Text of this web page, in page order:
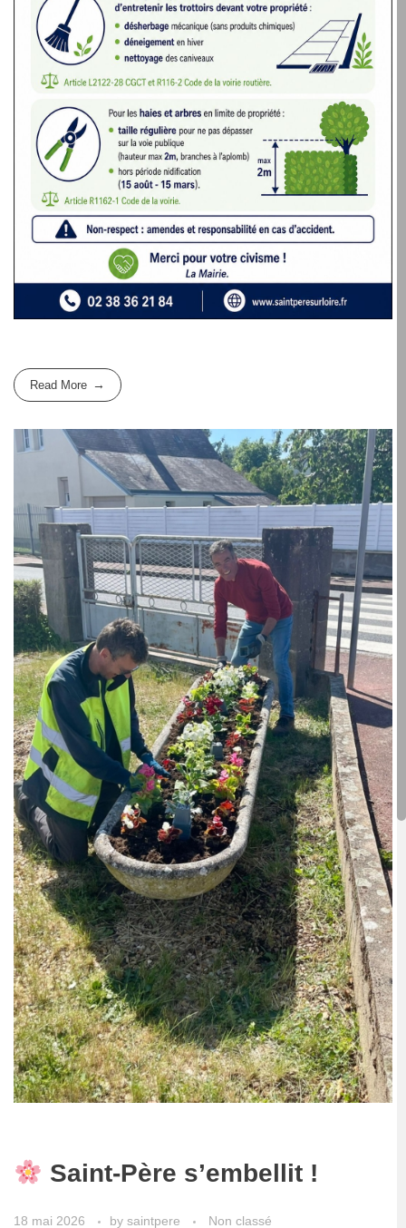
Read More
Saint-Père s’embellit !
18 mai 2026 by saintpere Non classé